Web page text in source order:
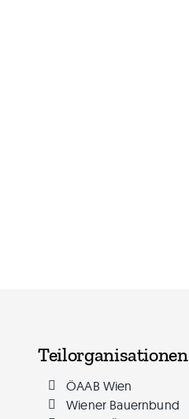
Teilorganisationen
ÖAAB Wien
Wiener Bauernbund